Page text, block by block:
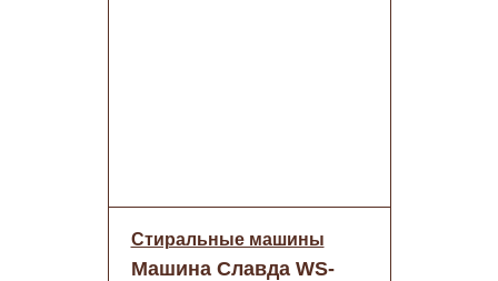
Стиральные машины
Машина Славда WS-